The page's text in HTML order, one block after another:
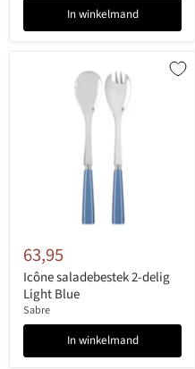
In winkelmand
63,95
Icône saladebestek 2-delig
Light Blue
Sabre
In winkelmand